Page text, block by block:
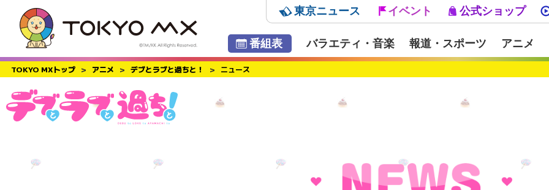
番組表 バラエティ・音楽 報道・スポーツ アニメ
東京ニュース イベント 公式ショップ
TOKYO MXトップ > アニメ > デブとラブと過ちと！ > ニュース